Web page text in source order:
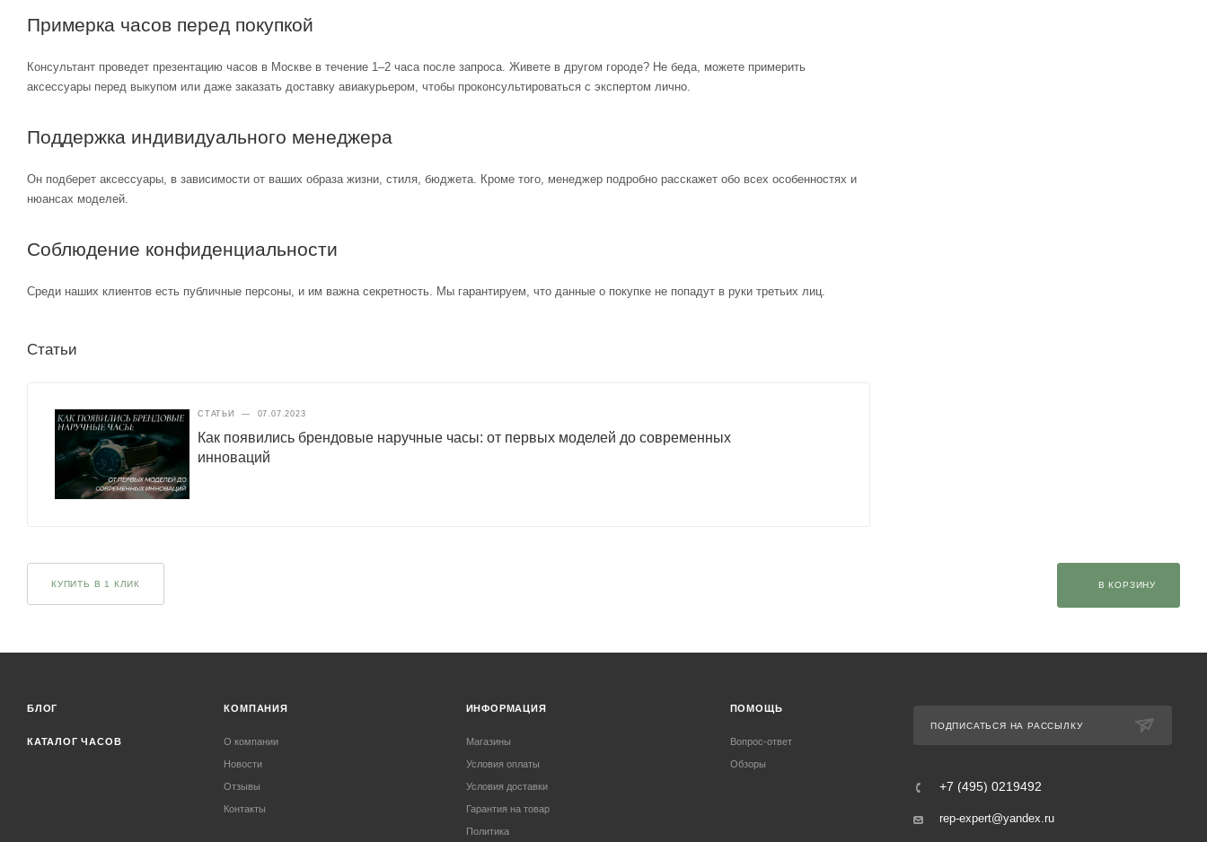
Примерка часов перед покупкой
Консультант проведет презентацию часов в Москве в течение 1–2 часа после запроса. Живете в другом городе? Не беда, можете примерить
аксессуары перед выкупом или даже заказать доставку авиакурьером, чтобы проконсультироваться с экспертом лично.
Поддержка индивидуального менеджера
Он подберет аксессуары, в зависимости от ваших образа жизни, стиля, бюджета. Кроме того, менеджер подробно расскажет обо всех особенностях и
нюансах моделей.
Соблюдение конфиденциальности
Среди наших клиентов есть публичные персоны, и им важна секретность. Мы гарантируем, что данные о покупке не попадут в руки третьих лиц.
Статьи
СТАТЬИ — 07.07.2023
Как появились брендовые наручные часы: от первых моделей до современных
инноваций
КУПИТЬ В 1 КЛИК В КОРЗИНУ
БЛОГ
КАТАЛОГ ЧАСОВ
КОМПАНИЯ
О компании
Новости
Отзывы
Контакты
ИНФОРМАЦИЯ
Магазины
Условия оплаты
Условия доставки
Гарантия на товар
Политика
ПОМОЩЬ
Вопрос-ответ
Обзоры
ПОДПИСАТЬСЯ НА РАССЫЛКУ
+7 (495) 0219492
rep-expert@yandex.ru